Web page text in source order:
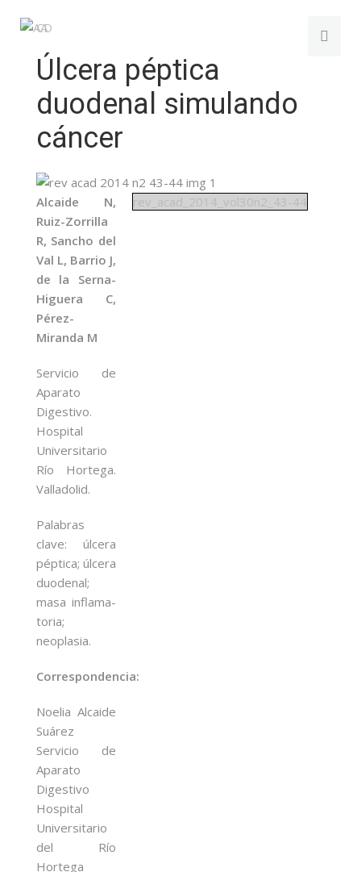
Úlcera péptica
duodenal simulando
cáncer
Alcaide N,
Ruiz-Zorrilla
R, Sancho del
Val L, Barrio J,
de la Serna-
Higuera C,
Pérez-
Miranda M
Servicio de
Aparato
Digestivo.
Hospital
Universitario
Río Hortega.
Valladolid.
Palabras
clave: úlcera
péptica; úlcera
duodenal;
masa inflama-
toria;
neoplasia.
Correspondencia:
Noelia Alcaide
Suárez
Servicio de
Aparato
Digestivo
Hospital
Universitario
del Río
Hortega
rev_acad_2014_vol30n2_43-44